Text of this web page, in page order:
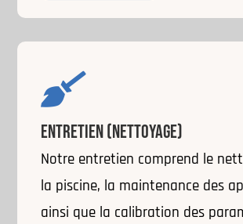

ENTRETIEN (NETTOYAGE)
Notre entretien comprend le
la piscine, la maintenance des
ainsi que la calibration des